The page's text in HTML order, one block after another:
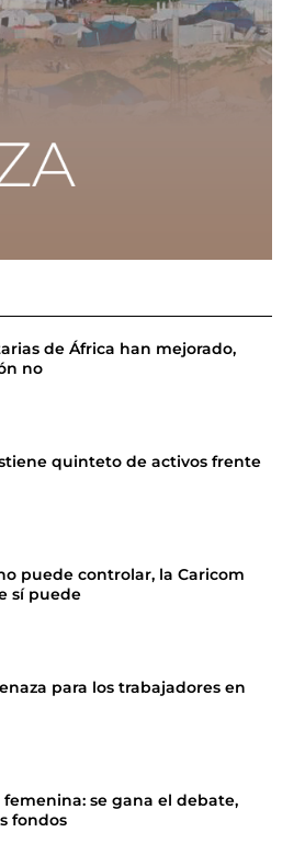
de África han mejorado,
no
quinteto de activos frente
puede controlar, la Caricom
sí puede
para los trabajadores en
se gana el debate,
fondos